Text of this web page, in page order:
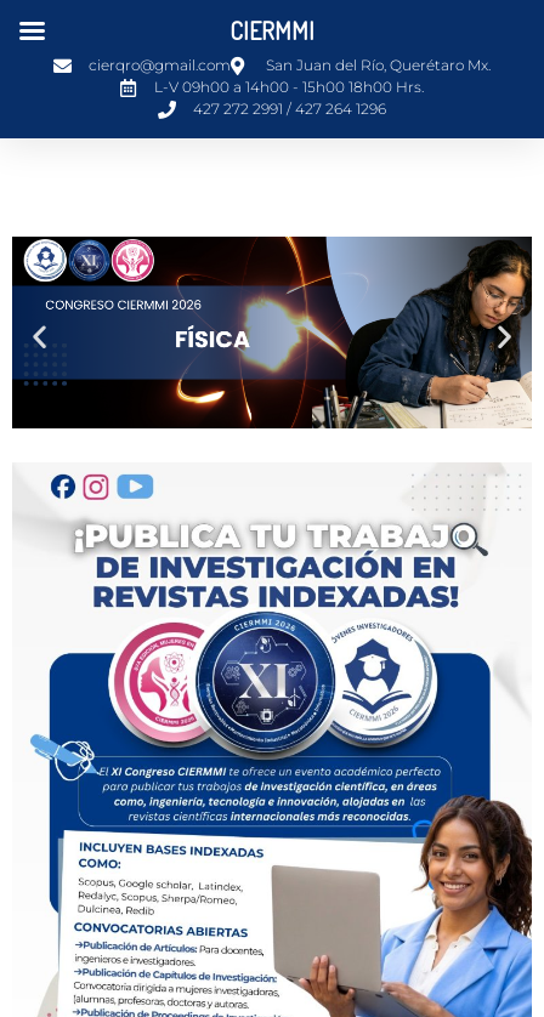
cierqro@gmail.com
San Juan del Río, Querétaro Mx.
L-V 09h00 a 14h00 - 15h00 18h00 Hrs.
427 272 2991 / 427 264 1296
CIERMMI